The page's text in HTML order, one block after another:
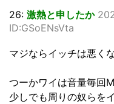
26: 激熱と申したか
ID:GSoENsVta
マジならイッチは悪く
つーかワイは音量毎回
少しでも周りの奴らを